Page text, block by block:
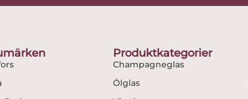
k
Produktkategorier
Champagneglas
Ölglas